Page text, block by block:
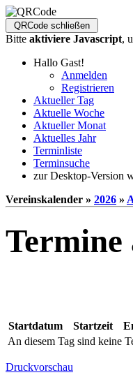
Bitte aktiviere Javascript,
Hallo Gast!
Anmelden
Registrieren
Aktueller Tag
Aktuelle Woche
Aktueller Monat
Aktuelles Jahr
Terminliste
Terminsuche
zur Desktop-Version
Vereinskalender » 2026 »
Termine
Startdatum Startzeit
An diesem Tag sind keine
Druckvorschau